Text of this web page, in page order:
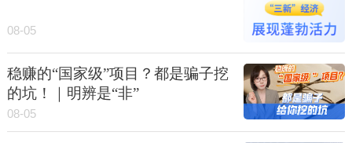
08-05
稳赚的“国家级”项目？都是骗子挖
的坑！｜明辨是“非”
08-05